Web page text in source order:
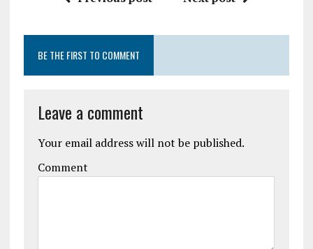
BE THE FIRST TO COMMENT
Leave a comment
Your email address will not be published.
Comment